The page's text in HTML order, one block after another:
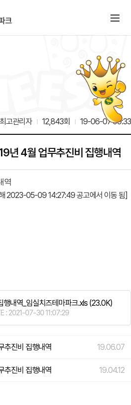
최고관리자 12,843회 19-06-07 09:33
년 4월 업무추진비 집행내역
역
2023-05-09 14:27:49 공고에서 이동 됨]
내역_임실치즈테마파크.xls (23.0K)
: 2021-07-30 11:07:29
추진비 집행내역 19.06.07
추진비 집행내역 19.04.12